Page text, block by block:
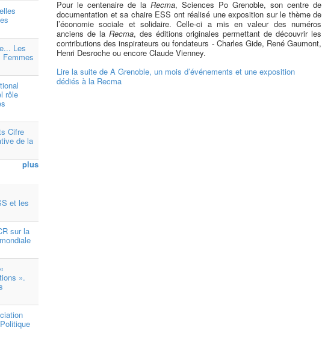
Les
Femmes
rôle
Cifre
de la
plus
et les
sur la
».
Pour le centenaire de la Recma, Sciences Po Grenoble, son centre de
documentation et sa chaire ESS ont réalisé une exposition sur le thème de
l’économie sociale et solidaire. Celle-ci a mis en valeur des numéros
anciens de la Recma, des éditions originales permettant de découvrir les
contributions des inspirateurs ou fondateurs - Charles Gide, René Gaumont,
Henri Desroche ou encore Claude Vienney.
Lire la suite de A Grenoble, un mois d’événements et une exposition
dédiés à la Recma